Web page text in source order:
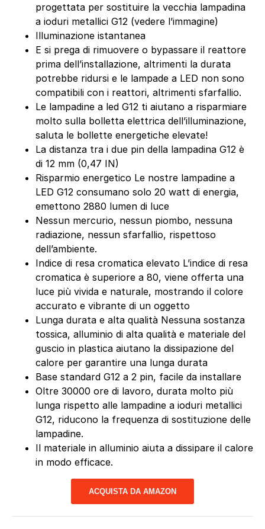
progettata per sostituire la vecchia lampadina
a ioduri metallici G12 (vedere l’immagine)
Illuminazione istantanea
E si prega di rimuovere o bypassare il reattore
prima dell’installazione, altrimenti la durata
potrebbe ridursi e le lampade a LED non sono
compatibili con i reattori, altrimenti sfarfallio.
Le lampadine a led G12 ti aiutano a risparmiare
molto sulla bolletta elettrica dell’illuminazione,
saluta le bollette energetiche elevate!
La distanza tra i due pin della lampadina G12 è
di 12 mm (0,47 IN)
Risparmio energetico Le nostre lampadine a
LED G12 consumano solo 20 watt di energia,
emettono 2880 lumen di luce
Nessun mercurio, nessun piombo, nessuna
radiazione, nessun sfarfallio, rispettoso
dell’ambiente.
Indice di resa cromatica elevato L’indice di resa
cromatica è superiore a 80, viene offerta una
luce più vivida e naturale, mostrando il colore
accurato e vibrante di un oggetto
Lunga durata e alta qualità Nessuna sostanza
tossica, alluminio di alta qualità e materiale del
guscio in plastica aiutano la dissipazione del
calore per garantire una lunga durata
Base standard G12 a 2 pin, facile da installare
Oltre 30000 ore di lavoro, durata molto più
lunga rispetto alle lampadine a ioduri metallici
G12, riducono la frequenza di sostituzione delle
lampadine.
Il materiale in alluminio aiuta a dissipare il calore
in modo efficace.
ACQUISTA DA AMAZON